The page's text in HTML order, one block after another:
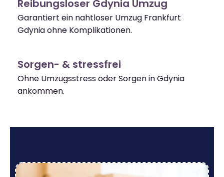
Reibungsloser Gdynia Umzug
Garantiert ein nahtloser Umzug Frankfurt
Gdynia ohne Komplikationen.
Sorgen- & stressfrei
Ohne Umzugsstress oder Sorgen in Gdynia
ankommen.